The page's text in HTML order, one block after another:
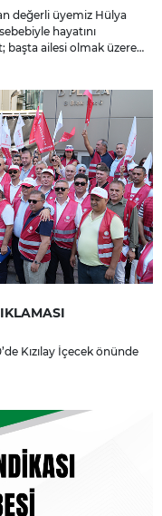
değerli üyemiz Hülya
hayatını
başta ailesi olmak üzere
Kızılay İçecek önünde